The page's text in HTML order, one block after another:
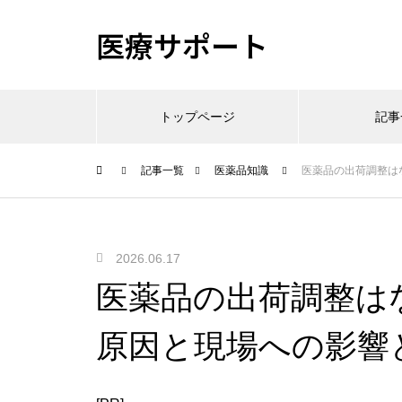
医療サポート
トップページ 記
記事一覧 医薬品知識 医薬品の出荷調整
2026.06.17
医薬品の出荷調整
原因と現場への影響